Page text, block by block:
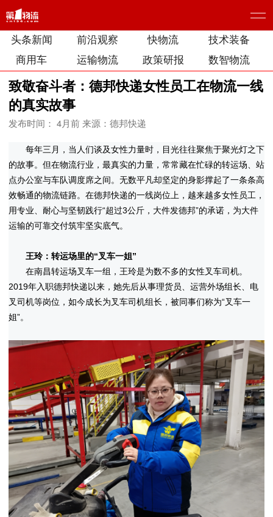
头条新闻 前沿观察 快物流
技术装备
商用车
运输物流 政策研报 数智物流
致敬奋斗者：德邦快递女性员工在物流一线
的真实故事
发布时间： 4月前来源：德邦快递
每年三月，当人们谈及女性力量时，目光往往聚焦于聚光灯之下
的故事。但在物流行业，最真实的力量，常常藏在忙碌的转运场、站
点办公室与车队调度席之间。无数平凡却坚定的身影撑起了一条条高
效畅通的物流链路。在德邦快递的一线岗位上，越来越多女性员工，
用专业、耐心与坚韧践行“超过3公斤，大件发德邦”的承诺，为大件
运输的可靠交付筑牢坚实底气。
王玲：转运场里的“叉车一姐”
在南昌转运场叉车一组，王玲是为数不多的女性叉车司机。
2019年入职德邦快递以来，她先后从事理货员、运营外场组长、电
叉司机等岗位，如今成长为叉车司机组长，被同事们称为“叉车一
姐”。